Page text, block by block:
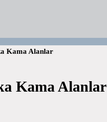
Kama Alanlar
Kama Alanlar